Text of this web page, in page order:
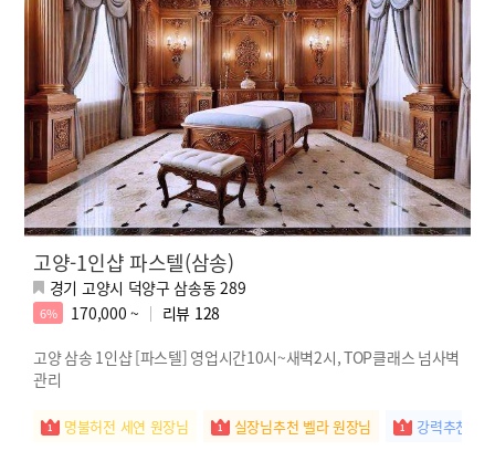
고양-1인샵 파스텔(삼송)
경기 고양시 덕양구 삼송동 289
6% 170,000 ~ 리뷰 128
고양 삼송 1인샵 [파스텔] 영업시간10시~새벽2시, TOP클래스 넘사벽
관리
명불허전 세연 원장님 실장님추천 벨라 원장님 강력추천 새